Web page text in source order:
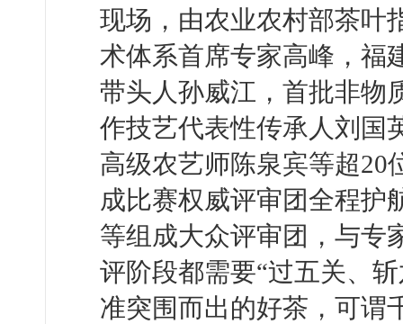
现场，由农业农村部茶叶
术体系首席专家高峰，福
带头人孙威江，首批非物
作技艺代表性传承人刘国
高级农艺师陈泉宾等超20
成比赛权威评审团全程护
等组成大众评审团，与专
评阶段都需要“过五关、
准突围而出的好茶，可谓